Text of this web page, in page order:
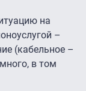
на
–
(кабельное –
в том